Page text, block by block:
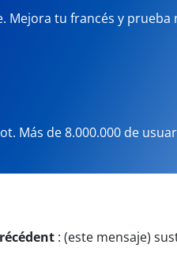
Mejora tu francés y prueba
Más de 8.000.000 de
: (este mensaje)